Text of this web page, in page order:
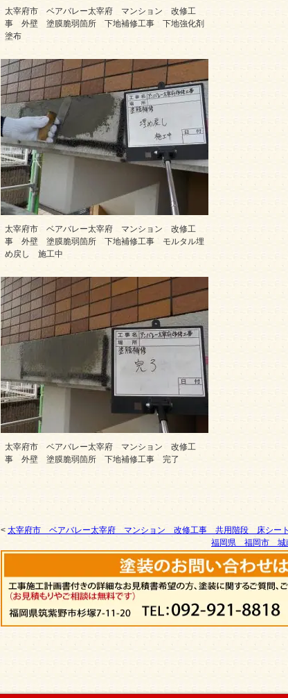
太宰府市 ベアバレー太宰府 マンション 改修工
事 外壁 塗膜脆弱箇所 下地補修工事 下地強化剤
塗布
太宰府市 ベアバレー太宰府 マンション 改修工
事 外壁 塗膜脆弱箇所 下地補修工事 モルタル埋
め戻し 施工中
太宰府市 ベアバレー太宰府 マンション 改修工
事 外壁 塗膜脆弱箇所 下地補修工事 完了
< 太宰府市 ベアバレー太宰府 マンション 改修工事 共用階段 床シー
福岡県 福岡市 城